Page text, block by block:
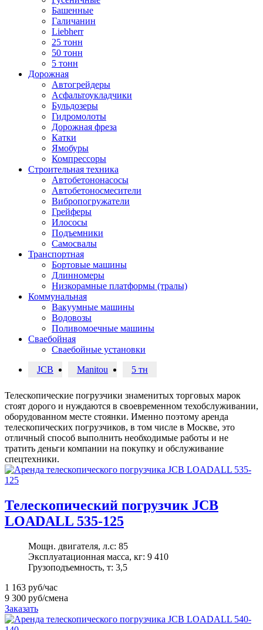
Башенные
Галичанин
Liebherr
25 тонн
50 тонн
5 тонн
Дорожная
Автогрейдеры
Асфальтоукладчики
Бульдозеры
Гидромолоты
Дорожная фреза
Катки
Ямобуры
Компрессоры
Строительная техника
Автобетононасосы
Автобетоносмесители
Вибропогружатели
Грейферы
Илососы
Подъемники
Самосвалы
Транспортная
Бортовые машины
Длинномеры
Низкорамные платформы (тралы)
Коммунальная
Вакуумные машины
Водовозы
Поливомоечные машины
Сваебойная
Сваебойные установки
JCB
Manitou 5 тн
Телескопические погрузчики знаменитых торговых марок
стоят дорого и нуждаются в своевременном техобслуживании,
оборудованном месте стоянки. Именно поэтому аренда
телескопических погрузчиков, в том числе в Москве, это
отличный способ выполнить необходимые работы и не
тратить деньги компании на покупку и обслуживание
спецтехники.
Телескопический погрузчик JCB
LOADALL 535-125
Мощн. двигателя, л.с: 85
Эксплуатационная масса, кг: 9 410
Грузоподъемность, т: 3,5
1 163 руб/час
9 300 руб/смена
Заказать